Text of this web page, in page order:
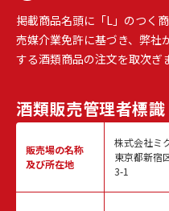
掲載商品名頭に「L」のつく
売媒介業免許に基づき、弊社
する酒類商品の注文を取次ぎ
酒類販売管理者標識
販売場の名称
及び所在地
株式会社ミ
東京都新宿
3-1